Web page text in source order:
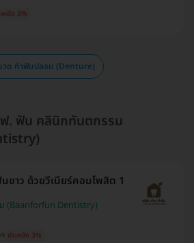
หยัด 3%
วด ทำฟันปลอม (Denture)
. ฟัน คลินิกทันตกรรม
ขาว ด้วยวีเนียร์คอมโพสิต 1
(Baanforfun Dentistry)
ประหยัด 3%